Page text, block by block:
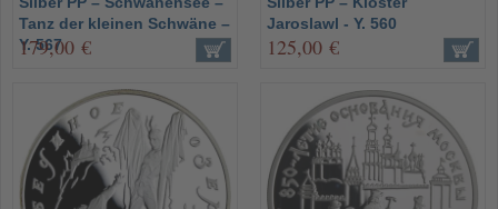
Tanz der kleinen Schwäne –
Y. 567
179,00 €
Jaroslawl - Y. 560
125,00 €